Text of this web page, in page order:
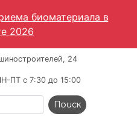
биоматериала в
2026
24
ПТ c 7:30 до 15:00